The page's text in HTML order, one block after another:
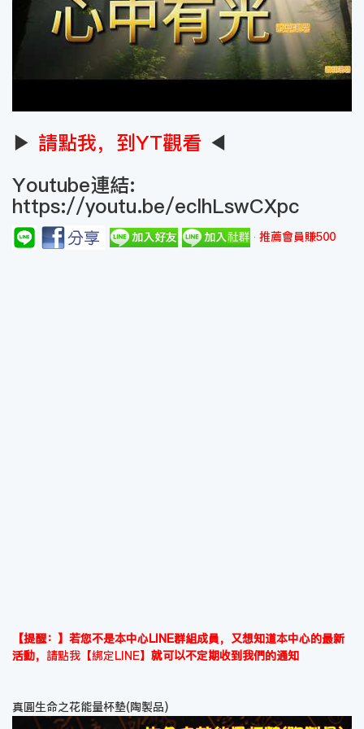
▶ 請點我，到YT觀看 ◀
Youtube連結:
https://youtu.be/eclhLswCXpc
推薦會員賺500
【提醒：】若您不是本中心LINE群組成員，又想知道本中心的最新
活動， 請點我【綁定LINE】 就可以不定期收到我們的通知
真圓生命之花能量杯墊(陶製品)